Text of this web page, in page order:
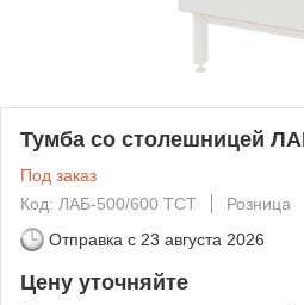
Тумба со столешницей
Под заказ
Код: ЛАБ-500/600 ТСТ
Розница
Отправка с 23 августа 2026
Цену уточняйте